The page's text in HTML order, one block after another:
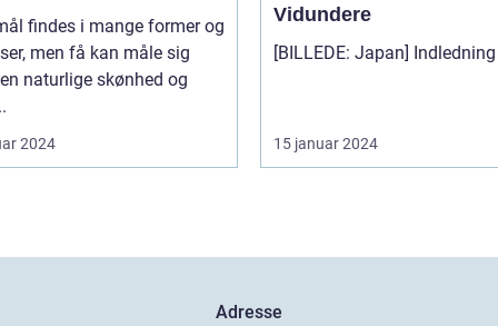
findes i mange former og
men få kan måle sig
naturlige skønhed og
2024
Vidundere
15 januar 2024
Adresse